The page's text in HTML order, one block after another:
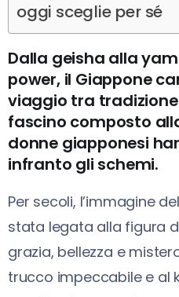
oggi sceglie per sé
Dalla geisha alla
power, il Giappone
viaggio tra tradizione
fascino composto
donne giapponesi
infranto gli schemi.
Per secoli, l’immagine
stata legata alla figura
grazia, bellezza e
trucco impeccabile e al